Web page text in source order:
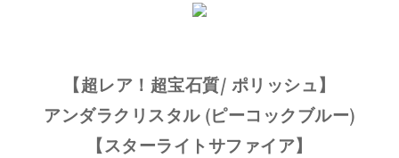
【超レア！超宝石質/ ポリッシュ】
アンダラクリスタル (ピーコックブルー)
【スターライトサファイア】